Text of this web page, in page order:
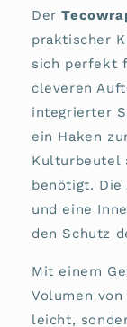
Der
praktischer
sich perfekt
cleveren
integrierter
ein Haken
Kulturbeutel
benötigt. Die
und eine
den Schutz
Mit einem
Volumen
leicht,